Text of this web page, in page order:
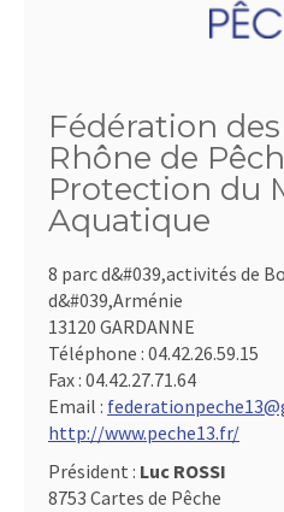
Fédération
Rhône de
Protection du
Aquatique
8 parc d&#039,activités de
d&#039,Arménie
13120 GARDANNE
Téléphone : 04.42.26.59.15
Fax : 04.42.27.71.64
Email :
http://www.peche13.fr/
Président : Luc ROSSI
8753 Cartes de Pêche